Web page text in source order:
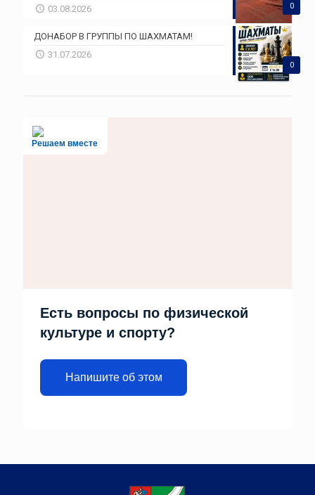
0
03.08.2026
0
ДОНАБОР В ГРУППЫ ПО ШАХМАТАМ!
31.07.2026
Решаем вместе
Есть вопросы по физической
культуре и спорту?
Напишите об этом